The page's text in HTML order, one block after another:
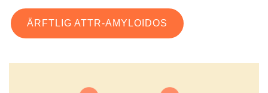
ÄRFTLIG ATTR-AMYLOIDOS